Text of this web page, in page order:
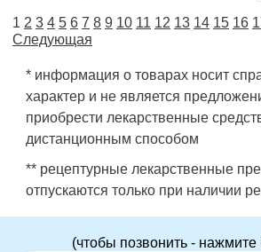
1 2 3 4 5 6 7 8 9 10 11 12 13 14 15 16
Следующая
* информация о товарах носит
характер и не является
приобрести лекарственные
дистанционным способом
** рецептурные лекарственные
отпускаются только при наличии
(чтобы позвонить -